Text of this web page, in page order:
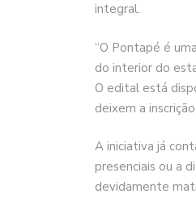
integral.
“O Pontapé é
do interior do
O edital está
deixem a
A iniciativa já
presenciais ou a
devidamente